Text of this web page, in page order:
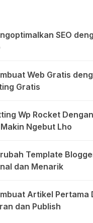
SEO
Web Gratis
Gratis
Wp Rocket
Ngebut Lho
Template
dan Menarik
Artikel Pertama
dan Publish